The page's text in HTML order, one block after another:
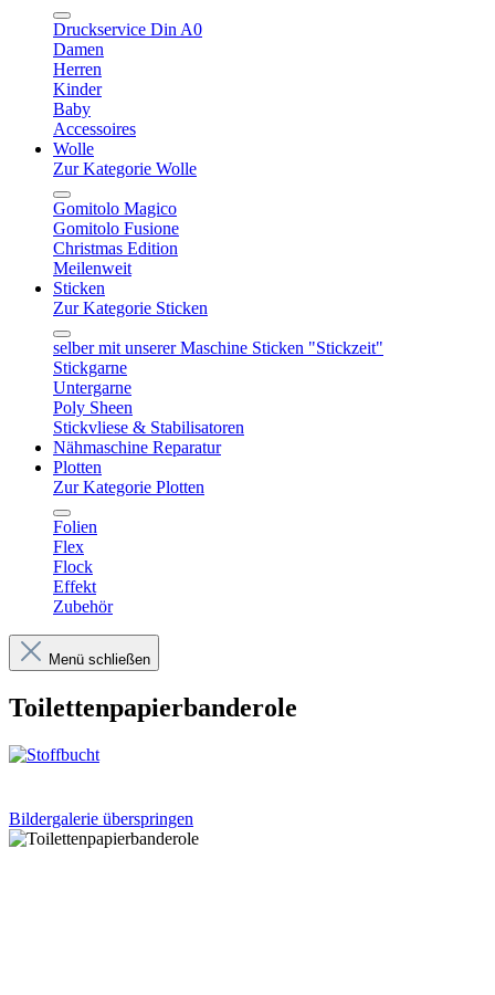
Druckservice Din A0
Damen
Herren
Kinder
Baby
Accessoires
Wolle
Zur Kategorie Wolle
Gomitolo Magico
Gomitolo Fusione
Christmas Edition
Meilenweit
Sticken
Zur Kategorie Sticken
selber mit unserer Maschine Sticken "Stickzeit"
Stickgarne
Untergarne
Poly Sheen
Stickvliese & Stabilisatoren
Nähmaschine Reparatur
Plotten
Zur Kategorie Plotten
Folien
Flex
Flock
Effekt
Zubehör
Menü schließen
Toilettenpapierbanderole
Bildergalerie überspringen